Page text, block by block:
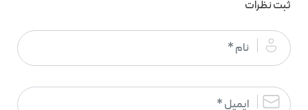
ثبت نظرات